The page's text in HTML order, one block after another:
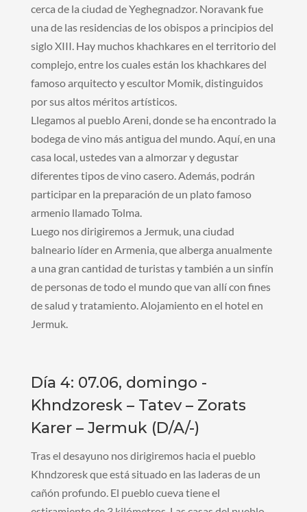
cerca de la ciudad de Yeghegnadzor. Noravank fue
una de las residencias de los obispos a principios del
siglo XIII. Hay muchos khachkares en el territorio del
complejo, entre los cuales están los khachkares del
famoso arquitecto y escultor Momik, distinguidos
por sus altos méritos artísticos.
Llegamos al pueblo Areni, donde se ha encontrado la
bodega de vino más antigua del mundo. Aquí, en una
casa local, ustedes van a almorzar y degustar
diferentes tipos de vino casero. Además, podrán
participar en la preparación de un plato famoso
armenio llamado Tolma.
Luego nos dirigiremos a Jermuk, una ciudad
balneario líder en Armenia, que alberga anualmente
a una gran cantidad de turistas y también a un sinfín
de personas de todo el mundo que van allí con fines
de salud y tratamiento. Alojamiento en el hotel en
Jermuk.
Día 4: 07.06, domingo -
Khndzoresk – Tatev – Zorats
Karer – Jermuk (D/A/-)
Tras el desayuno nos dirigiremos hacia el pueblo
Khndzoresk que está situado en las laderas de un
cañón profundo. El pueblo cueva tiene el